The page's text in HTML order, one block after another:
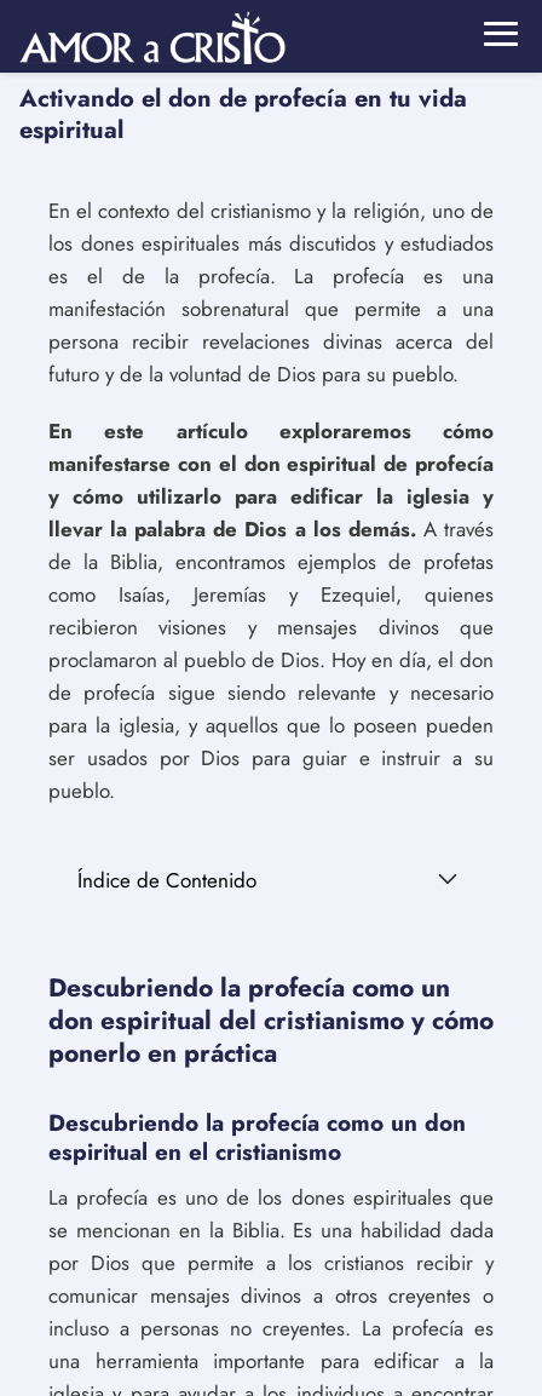
Activando el don de profecía en tu vida
espiritual
En el contexto del cristianismo y la religión, uno de
los dones espirituales más discutidos y estudiados
es el de la profecía. La profecía es una
manifestación sobrenatural que permite a una
persona recibir revelaciones divinas acerca del
futuro y de la voluntad de Dios para su pueblo.
En este artículo exploraremos cómo
manifestarse con el don espiritual de profecía
y cómo utilizarlo para edificar la iglesia y
llevar la palabra de Dios a los demás.A través
de la Biblia, encontramos ejemplos de profetas
como Isaías, Jeremías y Ezequiel, quienes
recibieron visiones y mensajes divinos que
proclamaron al pueblo de Dios. Hoy en día, el don
de profecía sigue siendo relevante y necesario
para la iglesia, y aquellos que lo poseen pueden
ser usados por Dios para guiar e instruir a su
pueblo.
Índice de Contenido
Descubriendo la profecía como un
don espiritual del cristianismo y cómo
ponerlo en práctica
Descubriendo la profecía como un don
espiritual en el cristianismo
La profecía es uno de los dones espirituales que
se mencionan en la Biblia. Es una habilidad dada
por Dios que permite a los cristianos recibir y
comunicar mensajes divinos a otros creyentes o
incluso a personas no creyentes. La profecía es
una herramienta importante para edificar a la